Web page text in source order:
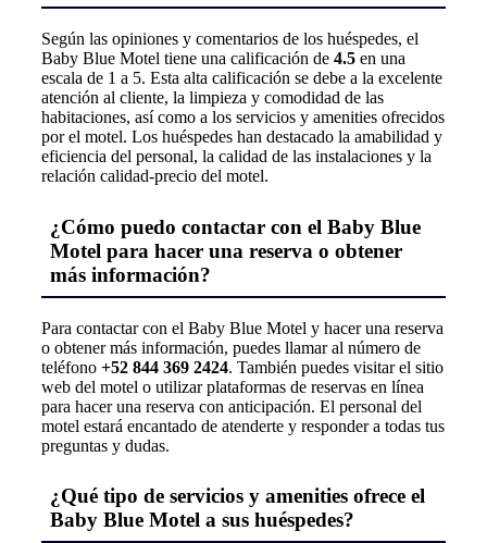
Según las opiniones y comentarios de los huéspedes, el
Baby Blue Motel tiene una calificación de 4.5 en una
escala de 1 a 5. Esta alta calificación se debe a la excelente
atención al cliente, la limpieza y comodidad de las
habitaciones, así como a los servicios y amenities ofrecidos
por el motel. Los huéspedes han destacado la amabilidad y
eficiencia del personal, la calidad de las instalaciones y la
relación calidad-precio del motel.
¿Cómo puedo contactar con el Baby Blue
Motel para hacer una reserva o obtener
más información?
Para contactar con el Baby Blue Motel y hacer una reserva
o obtener más información, puedes llamar al número de
teléfono +52 844 369 2424. También puedes visitar el sitio
web del motel o utilizar plataformas de reservas en línea
para hacer una reserva con anticipación. El personal del
motel estará encantado de atenderte y responder a todas tus
preguntas y dudas.
¿Qué tipo de servicios y amenities ofrece el
Baby Blue Motel a sus huéspedes?